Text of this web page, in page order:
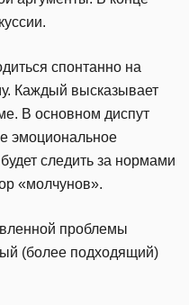
спонтанно на
Каждый высказывает
В основном диспут
эмоциональное
следить за нормами
«молчунов».
проблемы
(более подходящий)